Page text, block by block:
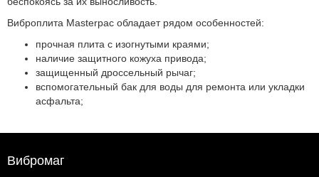
Виброплита Masterpac обладает рядом особенностей:
прочная плита с изогнутыми краями;
наличие защитного кожуха привода;
защищенный дроссельный рычаг;
вспомогательный бак для воды для ремонта или укладки
асфальта;
Вибромаг